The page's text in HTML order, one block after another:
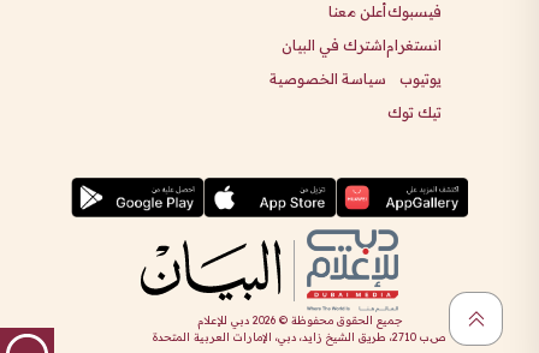
فيسبوك
انستغرام
يوتيوب
تيك توك
أعلن معنا
اشترك في البيان
سياسة الخصوصية
جميع الحقوق محفوظة ©2026 دبي للإعلام
ص.ب 2710، طريق الشيخ زايد، دبي، الإمارات العربية المتحدة